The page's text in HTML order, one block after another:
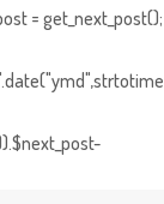
= get_next_post();